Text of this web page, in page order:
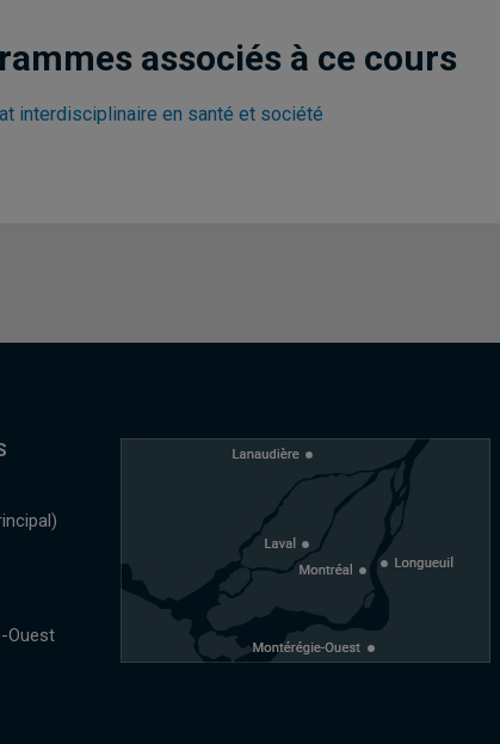
associés à ce cours
interdisciplinaire en santé et société
Ouest